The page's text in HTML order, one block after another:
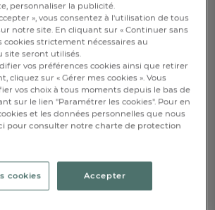
Disponible
AJOUTER AU PANIER
EN BOUTIQUE
personnaliser la publicité.
», vous consentez à l'utilisation de tous
notre site. En cliquant sur « Continuer sans
cookies strictement nécessaires au
seront utilisés.
vos préférences cookies ainsi que retirer
cliquez sur « Gérer mes cookies ». Vous
vos choix à tous moments depuis le bas de
sur le lien "Paramétrer les cookies". Pour en
et les données personnelles que nous
pour consulter notre charte de protection
cookies Accepter